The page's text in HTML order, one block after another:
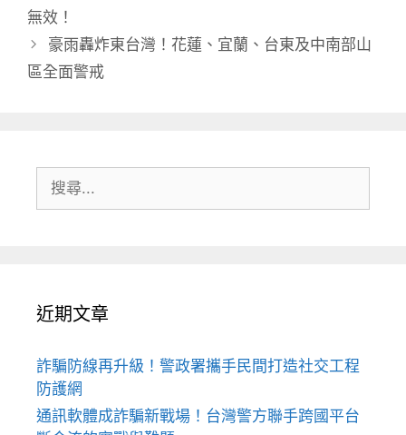
無效！
豪雨轟炸東台灣！花蓮、宜蘭、台東及中南部山
區全面警戒
尋:
近期文章
詐騙防線再升級！警政署攜手民間打造社交工程
防護網
通訊軟體成詐騙新戰場！台灣警方聯手跨國平台